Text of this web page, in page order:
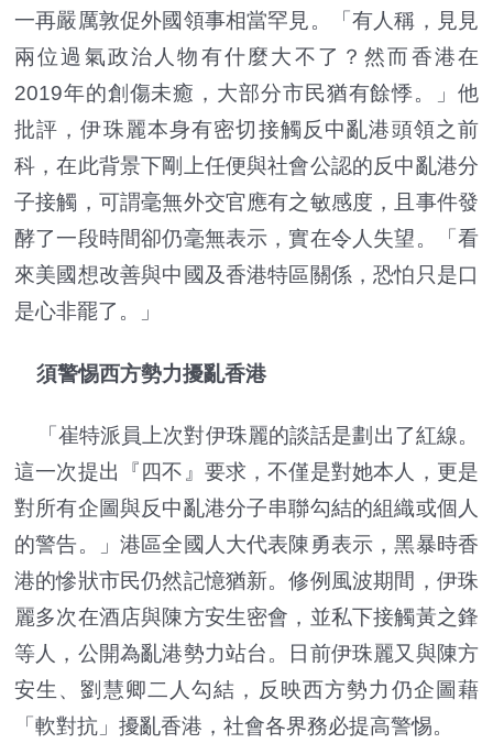
一再嚴厲敦促外國領事相當罕見。「有人稱，見見
兩位過氣政治人物有什麼大不了？然而香港在
2019年的創傷未癒，大部分市民猶有餘悸。」他
批評，伊珠麗本身有密切接觸反中亂港頭領之前
科，在此背景下剛上任便與社會公認的反中亂港分
子接觸，可謂毫無外交官應有之敏感度，且事件發
酵了一段時間卻仍毫無表示，實在令人失望。「看
來美國想改善與中國及香港特區關係，恐怕只是口
是心非罷了。」
須警惕西方勢力擾亂香港
「崔特派員上次對伊珠麗的談話是劃出了紅線。
這一次提出『四不』要求，不僅是對她本人，更是
對所有企圖與反中亂港分子串聯勾結的組織或個人
的警告。」港區全國人大代表陳勇表示，黑暴時香
港的慘狀市民仍然記憶猶新。修例風波期間，伊珠
麗多次在酒店與陳方安生密會，並私下接觸黃之鋒
等人，公開為亂港勢力站台。日前伊珠麗又與陳方
安生、劉慧卿二人勾結，反映西方勢力仍企圖藉
「軟對抗」擾亂香港，社會各界務必提高警惕。